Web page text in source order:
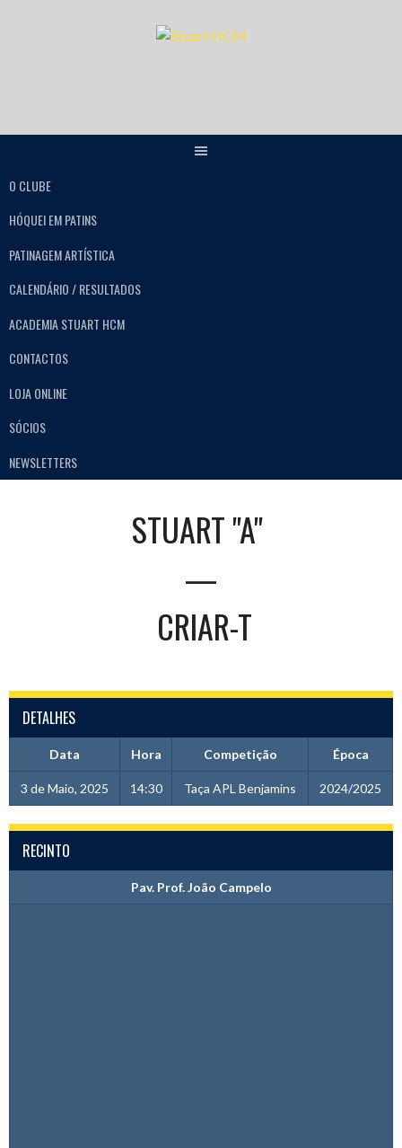
O CLUBE
HÓQUEI EM PATINS
PATINAGEM ARTÍSTICA
CALENDÁRIO / RESULTADOS
ACADEMIA STUART HCM
CONTACTOS
LOJA ONLINE
SÓCIOS
NEWSLETTERS
STUART "A"
—
CRIAR-T
DETALHES
Data Hora Competição Época
3 de Maio, 2025 14:30 Taça APL Benjamins 2024/2025
RECINTO
Pav. Prof. João Campelo